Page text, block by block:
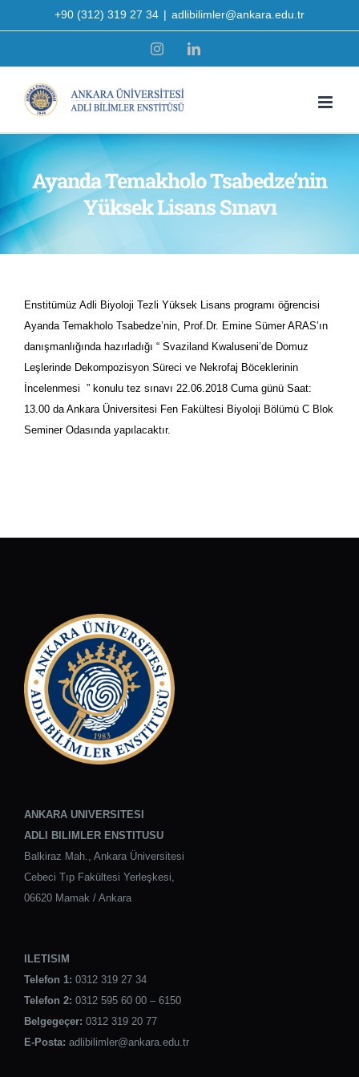
to
+90 (312) 319 27 34 | adlibilimler@ankara.edu.tr
InstagramLinkedIn
Ayanda Temakholo Tsabedze’nin
Yüksek Lisans Sınavı
Enstitümüz Adli Biyoloji Tezli Yüksek Lisans programı öğrencisi
Ayanda Temakholo Tsabedze’nin, Prof.Dr. Emine Sümer ARAS’ın
danışmanlığında hazırladığı “ Svaziland Kwaluseni’de Domuz
Leşlerinde Dekompozisyon Süreci ve Nekrofaj Böceklerinin
İncelenmesi ” konulu tez sınavı 22.06.2018 Cuma günü Saat:
13.00 da Ankara Üniversitesi Fen Fakültesi Biyoloji Bölümü C Blok
Seminer Odasında yapılacaktır.
ANKARA UNIVERSITESI
ADLI BILIMLER ENSTITUSU
Balkiraz Mah., Ankara Üniversitesi
Cebeci Tıp Fakültesi Yerleşkesi,
06620 Mamak / Ankara
ILETISIM
Telefon 1: 0312 319 27 34
Telefon 2: 0312 595 60 00 – 6150
Belgegeçer: 0312 319 20 77
E-Posta: adlibilimler@ankara.edu.tr